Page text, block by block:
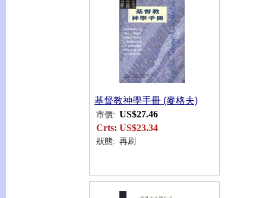
基督教神學手冊 (麥格夫)
市價: US$27.46
Crts: US$23.34
狀態: 再刷